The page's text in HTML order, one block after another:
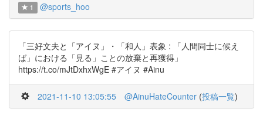
1 @sports_hoo
「三好文夫と「アイヌ」・「和人」表象 : 「人間同士に候え
ば」における「見る」ことの放棄と再獲得」
https://t.co/mJtDxhxWgE #アイヌ #Ainu
2021-11-10 13:05:55 @AinuHateCounter (投稿一覧)